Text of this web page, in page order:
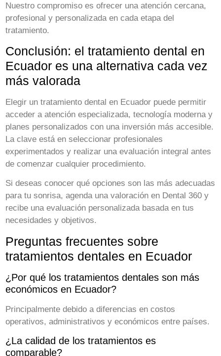
Nuestro compromiso es ofrecer una atención cercana,
profesional y personalizada en cada etapa del
tratamiento.
Conclusión: el tratamiento dental en
Ecuador es una alternativa cada vez
más valorada
Elegir un tratamiento dental en Ecuador puede permitir
acceder a atención especializada, tecnología moderna y
planes personalizados con una inversión más accesible.
La clave está en seleccionar profesionales
experimentados y realizar una evaluación integral antes
de comenzar cualquier procedimiento.
Si deseas conocer qué opciones son las más adecuadas
para tu sonrisa, agenda una valoración en Dental 360 y
recibe una evaluación personalizada basada en tus
necesidades y objetivos.
Preguntas frecuentes sobre
tratamientos dentales en Ecuador
¿Por qué los tratamientos dentales son más
económicos en Ecuador?
Principalmente debido a diferencias en costos
operativos, administrativos y económicos entre países.
¿La calidad de los tratamientos es
comparable?